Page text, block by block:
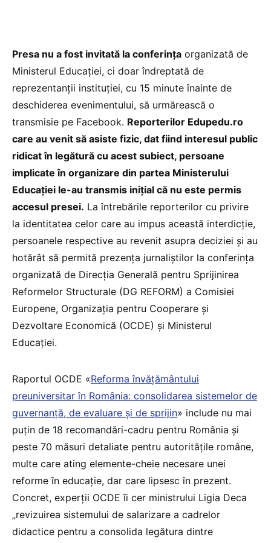
Presa nu a fost invitată la conferința organizată de
Ministerul Educației, ci doar îndreptată de
reprezentanții instituției, cu 15 minute înainte de
deschiderea evenimentului, să urmărească o
transmisie pe Facebook. Reporterilor Edupedu.ro
care au venit să asiste fizic, dat fiind interesul public
ridicat în legătură cu acest subiect, persoane
implicate în organizare din partea Ministerului
Educației le-au transmis inițial că nu este permis
accesul presei. La întrebările reporterilor cu privire
la identitatea celor care au impus această interdicție,
persoanele respective au revenit asupra deciziei și au
hotărât să permită prezența jurnaliștilor la conferința
organizată de Direcția Generală pentru Sprijinirea
Reformelor Structurale (DG REFORM) a Comisiei
Europene, Organizația pentru Cooperare și
Dezvoltare Economică (OCDE) și Ministerul
Educației.
Raportul OCDE «Reforma învățământului
preuniversitar în România: consolidarea sistemelor de
guvernanță, de evaluare și de sprijin» include nu mai
puțin de 18 recomandări-cadru pentru România și
peste 70 măsuri detaliate pentru autoritățile române,
multe care ating elemente-cheie necesare unei
reforme în educație, dar care lipsesc în prezent.
Concret, experții OCDE îi cer ministrului Ligia Deca
„revizuirea sistemului de salarizare a cadrelor
didactice pentru a consolida legătura dintre